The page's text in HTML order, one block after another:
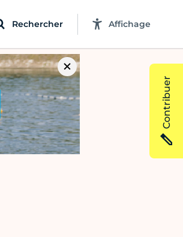
Rechercher Affichage
Contribuer